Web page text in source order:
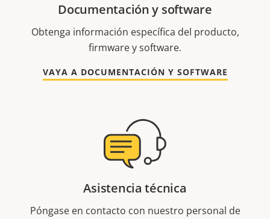
Documentación y software
Obtenga información específica del producto,
firmware y software.
VAYA A DOCUMENTACIÓN Y SOFTWARE
Asistencia técnica
Póngase en contacto con nuestro personal de